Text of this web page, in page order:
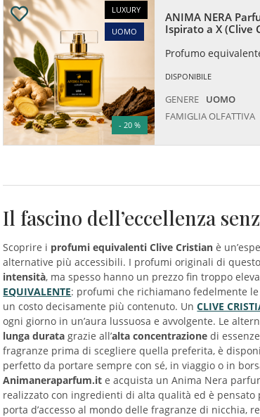
- 20 %
LUXURY
UOMO
ANIMA NERA
Ispirato a X (Clive
Profumo
DISPONIBILE
GENERE
UOMO
FAMIGLIA OLFATTIVA
Il fascino dell’eccellenza
Scoprire i profumi equivalenti Clive Cristian è
alternative più accessibili. I profumi originali di
intensità, ma spesso hanno un prezzo fin troppo
EQUIVALENTE: profumi che richiamano fedelmente
un costo decisamente più contenuto. UnCLIVE
ogni giorno in un’aura lussuosa e avvolgente. Le
lunga durata grazie all’alta concentrazione di
fragranze prima di scegliere quella preferita, è
perfetto da portare sempre con sé, in viaggio o in
Animaneraparfum.it e acquista un Anima Nera
realizzato con ingredienti di alta qualità ed è
porta d’accesso al mondo delle fragranze di nicchia,